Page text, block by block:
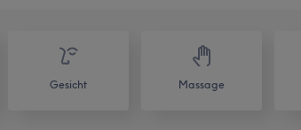
Gesicht Massage